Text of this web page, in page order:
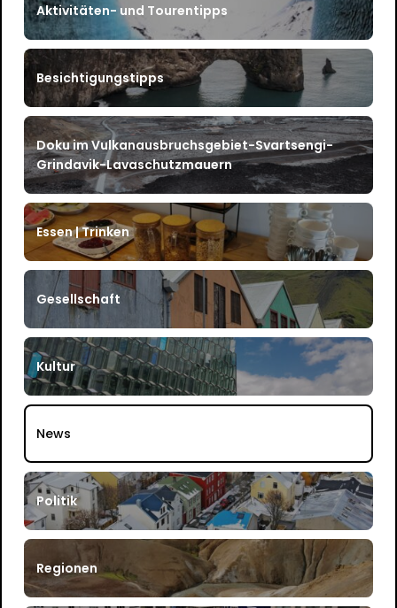
Aktivitäten- und Tourentipps
Besichtigungstipps
Doku im Vulkanausbruchsgebiet-Svartsengi-
Grindavik-Lavaschutzmauern
Essen | Trinken
Gesellschaft
Kultur
News
Politik
Regionen